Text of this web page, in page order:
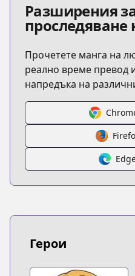
Разширения
проследяване
Прочетете манга на
реално време превод
напредъка на
Герои